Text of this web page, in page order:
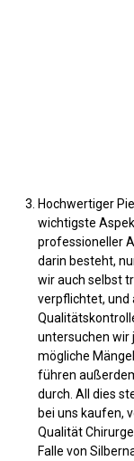
Hochwertiger
wichtigste
professioneller
darin besteht,
wir auch selbst
verpflichtet, und
untersuchen wir
mögliche
führen
durch. All dies
bei uns kaufen,
Qualität
Falle von